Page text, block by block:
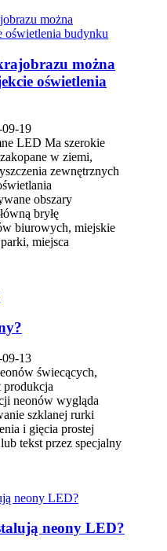
można
oświetlenia
19
LED Ma szerokie
w ziemi,
zewnętrznych
obszary
bryłę
biurowych, miejskie
miejsca
13
świecących,
produkcja
neonów wygląda
szklanej rurki
i gięcia prostej
tekst przez specjalny
neony LED?